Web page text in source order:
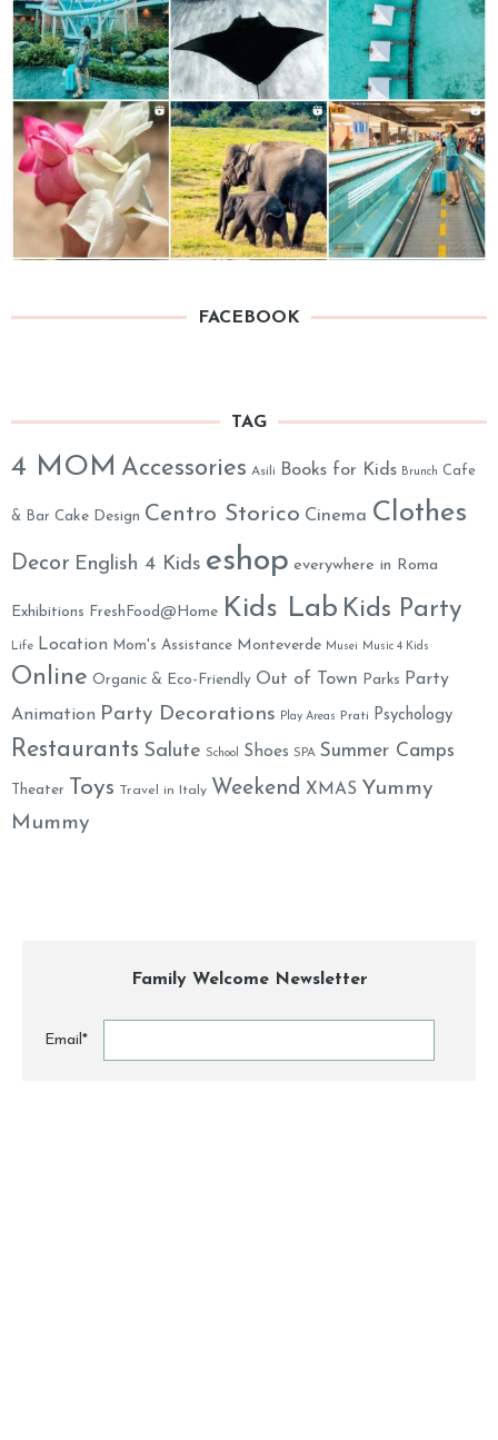
FACEBOOK
TAG
4 MOM Accessories Asili Books for Kids Brunch Cafe
& Bar Cake Design Centro Storico Cinema Clothes
Decor English 4 Kids eshop everywhere in Roma
Exhibitions FreshFood@Home Kids Lab Kids Party
Life Location Mom's Assistance Monteverde Musei Music 4 Kids
Online Organic & Eco-Friendly Out of Town Parks Party
Animation Party Decorations Play Areas Prati Psychology
Restaurants Salute School Shoes SPA Summer Camps
Theater Toys Travel in Italy Weekend XMAS Yummy
Mummy
Family Welcome Newsletter
Email*